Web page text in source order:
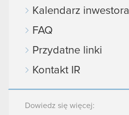
Kalendarz inwestora
FAQ
Przydatne linki
Kontakt IR
Dowiedz się więcej: